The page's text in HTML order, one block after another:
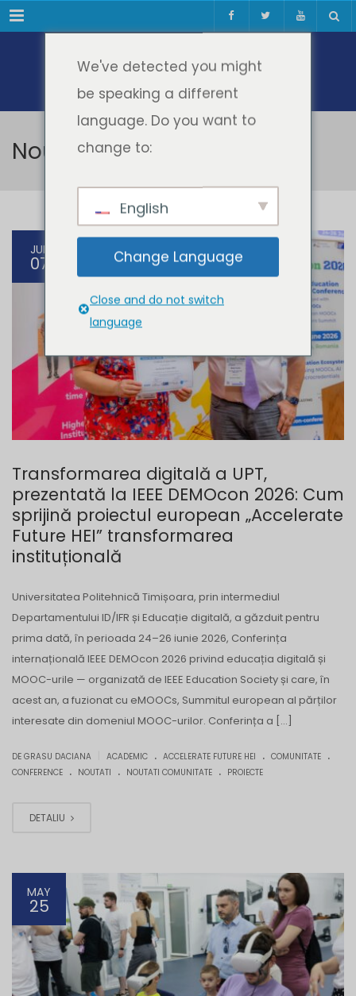
Meniul
Noutati Comunitate
JUL
07
Transformarea digitală a UPT,
prezentată la IEEE DEMOcon 2026: Cum
sprijină proiectul european „Accelerate
Future HEI” transformarea
instituțională
Universitatea Politehnică Timișoara, prin intermediul
Departamentului ID/IFR și Educație digitală, a găzduit pentru
prima dată, în perioada 24–26 iunie 2026, Conferința
internațională IEEE DEMOcon 2026 privind educația digitală și
MOOC-urile — organizată de IEEE Education Society și care, în
acest an, a fuzionat cu eMOOCs, Summitul european al părților
interesate din domeniul MOOC-urilor. Conferința a […]
DE GRASU DACIANA ACADEMIC . ACCELERATE FUTURE HEI . COMUNITATE .
CONFERENCE . NOUTATI . NOUTATI COMUNITATE . PROIECTE
DETALIU
MAY
25
We've detected you might
be speaking a different
language. Do you want to
change to:
English
Change Language
Close and do not switch
language